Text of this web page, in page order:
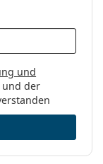
und
und der